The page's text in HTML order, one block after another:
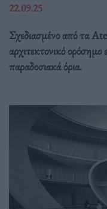
22.09.25
Σχεδιασμένο από τα
αρχιτεκτονικό ορόσημο
παραδοσιακά όρια.